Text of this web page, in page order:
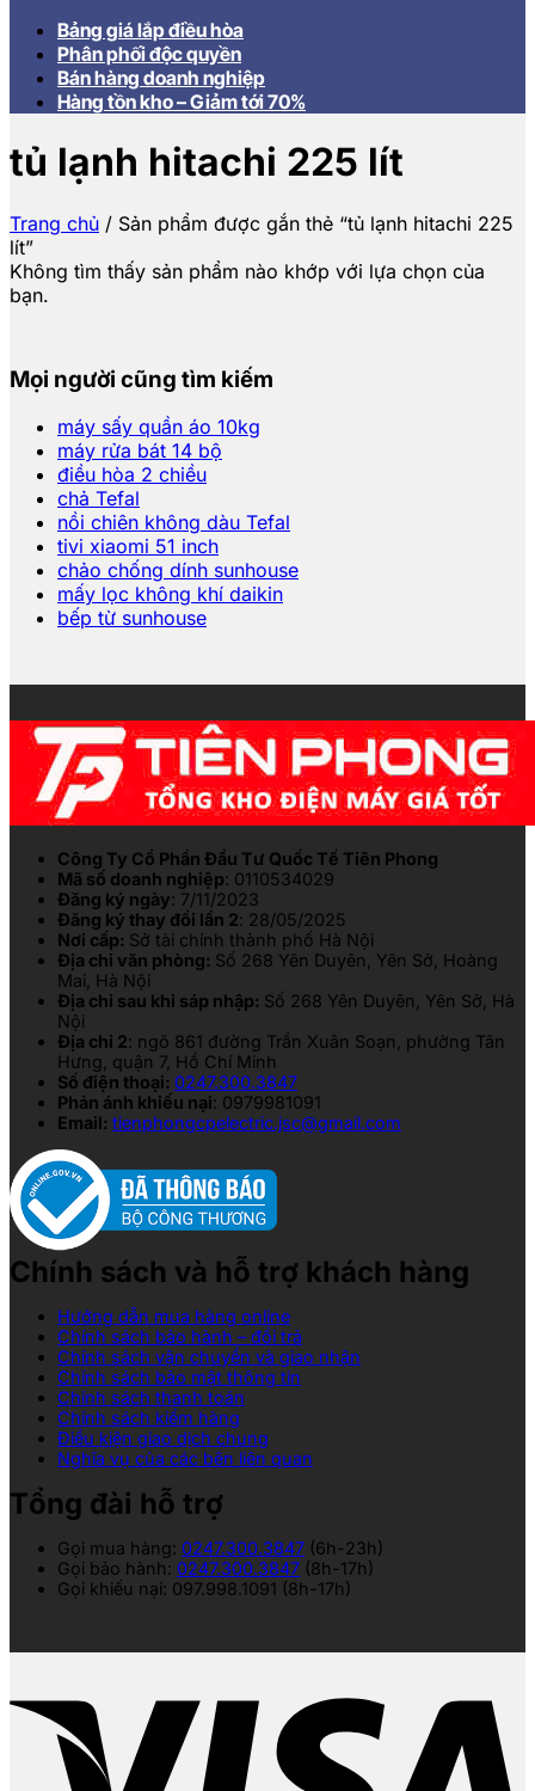
Bảng giá lắp điều hòa
Phân phối độc quyền
Bán hàng doanh nghiệp
Hàng tồn kho – Giảm tới 70%
tủ lạnh hitachi 225 lít
Trang chủ / Sản phẩm được gắn thẻ “tủ lạnh hitachi 225
lít”
Không tìm thấy sản phẩm nào khớp với lựa chọn của
bạn.
Mọi người cũng tìm kiếm
máy sấy quần áo 10kg
máy rửa bát 14 bộ
điều hòa 2 chiều
chả Tefal
nồi chiên không dàu Tefal
tivi xiaomi 51 inch
chảo chống dính sunhouse
mấy lọc không khí daikin
bếp từ sunhouse
Công Ty Cổ Phần Đầu Tư Quốc Tế Tiên Phong
Mã số doanh nghiệp: 0110534029
Đăng ký ngày: 7/11/2023
Đăng ký thay đổi lần 2: 28/05/2025
Nơi cấp: Sở tài chính thành phố Hà Nội
Địa chỉ văn phòng: Số 268 Yên Duyên, Yên Sở, Hoàng
Mai, Hà Nội
Địa chỉ sau khi sáp nhập: Số 268 Yên Duyên, Yên Sở, Hà
Nội
Địa chỉ 2: ngõ 861 đường Trần Xuân Soạn, phường Tân
Hưng, quận 7, Hồ Chí Minh
Số điện thoại: 0247.300.3847
Phản ánh khiếu nại: 0979981091
Email: tienphongcpelectric.jsc@gmail.com
Chính sách và hỗ trợ khách hàng
Hướng dẫn mua hàng online
Chính sách bảo hành – đổi trả
Chính sách vận chuyển và giao nhận
Chính sách bảo mật thông tin
Chính sách thanh toán
Chính sách kiểm hàng
Điều kiện giao dịch chung
Nghĩa vụ của các bên liên quan
Tổng đài hỗ trợ
Gọi mua hàng: 0247.300.3847 (6h-23h)
Gọi bảo hành: 0247.300.3847 (8h-17h)
Gọi khiếu nại: 097.998.1091 (8h-17h)